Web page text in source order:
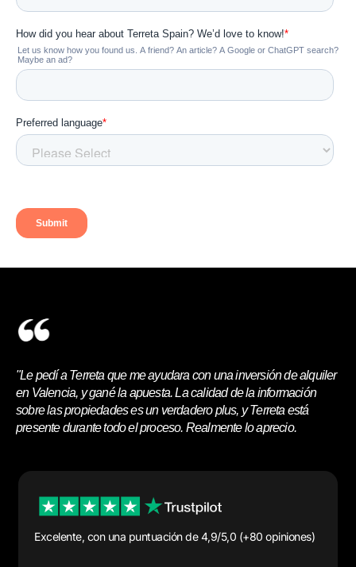
"Le pedí a Terreta que me ayudara con una inversión de alquiler
en Valencia, y gané la apuesta. La calidad de la información
sobre las propiedades es un verdadero plus, y Terreta está
presente durante todo el proceso. Realmente lo aprecio.
Excelente, con una puntuación de 4,9/5,0 (+80 opiniones)